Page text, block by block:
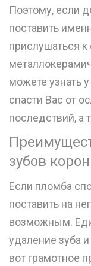
Поэтому, если
поставить
прислушаться к
можете узнать
спасти Вас от
последствий, а
зубов
Если пломба
поставить на
возможным.
удаление зуба
вот грамотное